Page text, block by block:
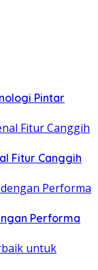
Pintar
Fitur Canggih
Performa